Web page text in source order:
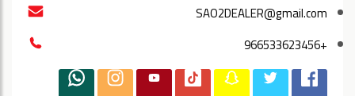
SAO2DEALER@gmail.com
+966533623456